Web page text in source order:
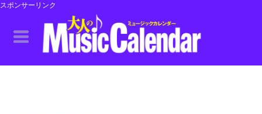
スポンサーリンク